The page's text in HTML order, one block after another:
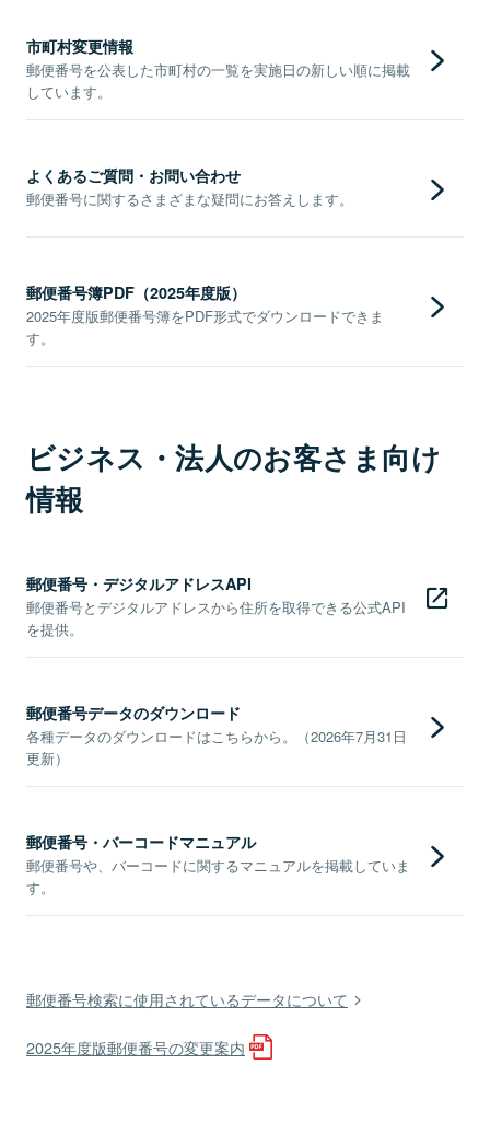
市町村変更情報
郵便番号を公表した市町村の一覧を実施日の新しい順に掲載
しています。
よくあるご質問・お問い合わせ
郵便番号に関するさまざまな疑問にお答えします。
郵便番号簿PDF（2025年度版）
2025年度版郵便番号簿をPDF形式でダウンロードできま
す。
ビジネス・法人のお客さま向け
情報
郵便番号・デジタルアドレスAPI
郵便番号とデジタルアドレスから住所を取得できる公式API
を提供。
郵便番号データのダウンロード
各種データのダウンロードはこちらから。（2026年7月31日
更新）
郵便番号・バーコードマニュアル
郵便番号や、バーコードに関するマニュアルを掲載していま
す。
郵便番号検索に使用されているデータについて
2025年度版郵便番号の変更案内